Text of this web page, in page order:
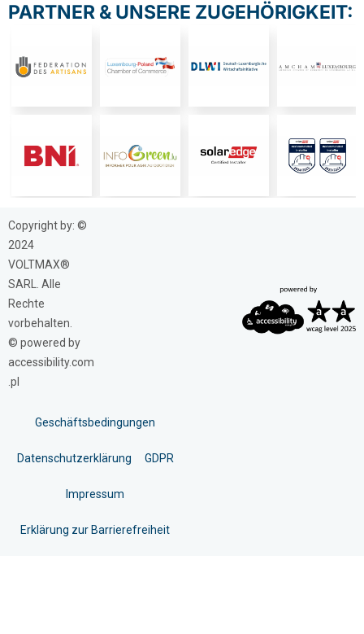
PARTNER & UNSERE ZUGEHÖRIGKEIT:
Copyright by: ©
2024
VOLTMAX®
SARL. Alle
Rechte
vorbehalten.
© powered by
accessibility.com
.pl
Geschäftsbedingungen
Datenschutzerklärung GDPR
Impressum
Erklärung zur Barrierefreiheit